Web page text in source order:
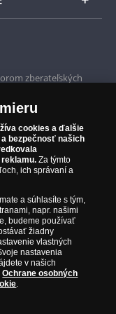
zberateľských
numizmatických
a emitentov
mincovňa,
alebo
zákazníkom a
originálnej a v
cookies a ďalšie
bezpečnosť našich
Za týmto
ich správaní a
a súhlasíte s tým,
napr. našimi
budeme používať
žiadny
vlastných
nastavenia
v našich
Ochrane osobných
.